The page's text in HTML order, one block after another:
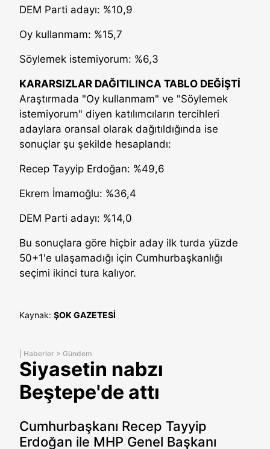
DEM Parti adayı: %10,9
Oy kullanmam: %15,7
Söylemek istemiyorum: %6,3
KARARSIZLAR DAĞITILINCA TABLO DEĞİŞTİ
Araştırmada "Oy kullanmam" ve "Söylemek
istemiyorum" diyen katılımcıların tercihleri
adaylara oransal olarak dağıtıldığında ise
sonuçlar şu şekilde hesaplandı:
Recep Tayyip Erdoğan: %49,6
Ekrem İmamoğlu: %36,4
DEM Parti adayı: %14,0
Bu sonuçlara göre hiçbir aday ilk turda yüzde
50+1'e ulaşamadığı için Cumhurbaşkanlığı
seçimi ikinci tura kalıyor.
Kaynak: ŞOK GAZETESİ
Haberler > Gündem
Siyasetin nabzı
Beştepe'de attı
Cumhurbaşkanı Recep Tayyip
Erdoğan ile MHP Genel Başkanı